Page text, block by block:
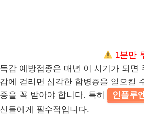
1분만
독감 예방접종은 매년 이 시기가 되면
감에 걸리면 심각한 합병증을 일으킬
종을 꼭 받아야 합니다. 특히
인플루
신들에게 필수적입니다.